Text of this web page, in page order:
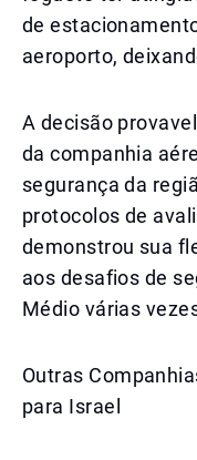
de
aeroporto,
A decisão
da companhia
segurança da
protocolos de
demonstrou sua
aos desafios de
Médio várias
Outras
para Israel